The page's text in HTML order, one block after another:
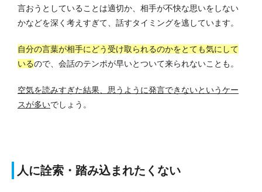
言おうとしていることは適切か、相手が不快な思いをしない
かなどを深く考えすぎて、話すタイミングを逃しています。
自分の言葉が相手にどう受け取られるのかをとても気にして
いるので、会話のテンポが早いとついて来られないことも。
空気を読みすぎた結果、思うように発言できないというケー
スが多いでしょう。
人に詮索・踏み込まれたくない